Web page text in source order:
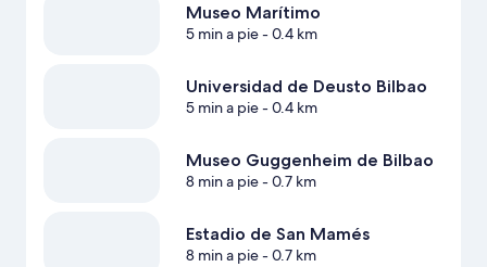
Museo Marítimo
5 min a pie- 0.4 km
Universidad de Deusto Bilbao
5 min a pie- 0.4 km
Museo Guggenheim de Bilbao
8 min a pie- 0.7 km
Estadio de San Mamés
8 min a pie- 0.7 km